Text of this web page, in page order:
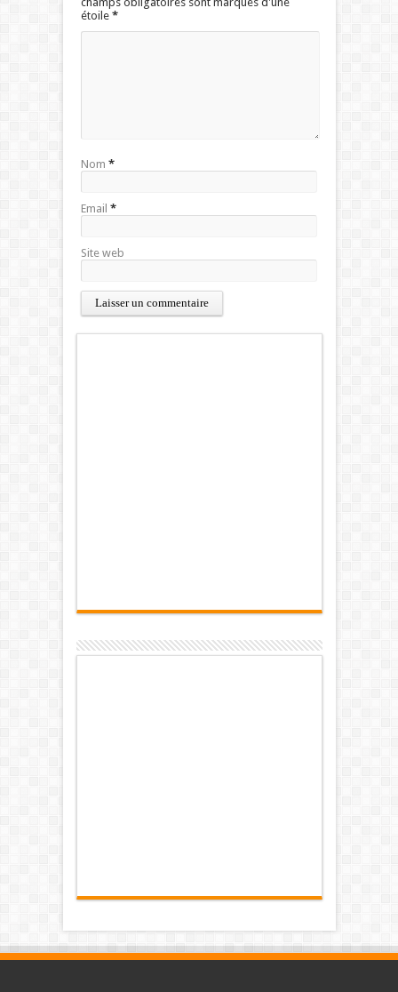
étoile *
Nom *
Email *
Site web